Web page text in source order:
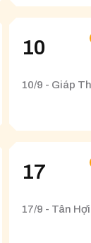
10
10/9 - Giáp
17
17/9 - Tân Hợi